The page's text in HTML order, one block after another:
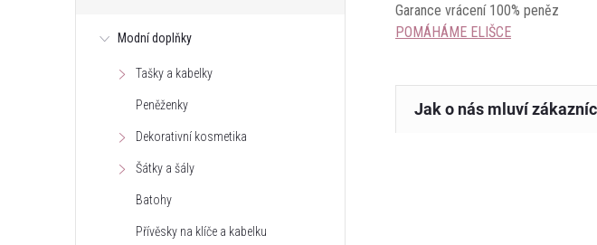
Modní doplňky
Tašky a kabelky
Peněženky
Dekorativní kosmetika
Šátky a šály
Batohy
Přívěsky na klíče a kabelku
Garance vrácení 100% peněz
POMÁHÁME ELIŠCE